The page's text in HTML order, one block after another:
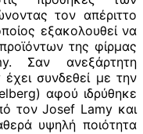
τον απέριττο
εξακολουθεί να
της φίρμας
Σαν ανεξάρτητη
έχει συνδεθεί με την
αφού ιδρύθηκε
τον Josef Lamy και
υψηλή ποιότητα